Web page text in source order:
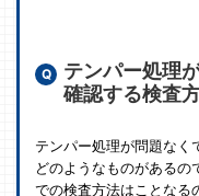
テンパー処理
確認する検査
テンパー処理が問題なく
どのようなものがあるの
での検査方法はことなる